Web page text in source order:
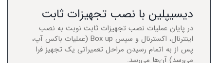
دیسیپلین با نصب تجهیزات ثابت
در پایان عملیات نصب تجهیزات ثابت نوبت به نصب
اینترنال، اکسترنال و سپس Box up (عملیات باکس آپ،
پس از به اتمام رسیدن مراحل تعمیراتی یک تجهیز فرا
می‌رسد) آن‌ها می‌رسد.